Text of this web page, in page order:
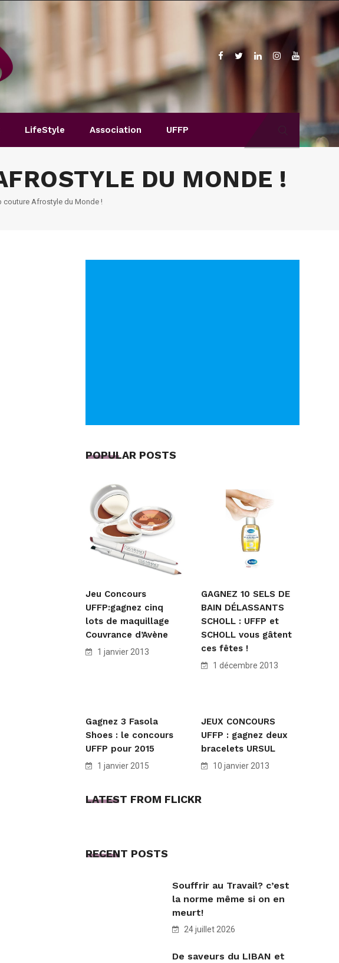
LifeStyle Association UFFP
DU MONDE !
couture Afrostyle du Monde !
POPULAR POSTS
Jeu Concours
UFFP:gagnez cinq
lots de maquillage
Couvrance d’Avène
1 janvier 2013
GAGNEZ 10 SELS DE
BAIN DÉLASSANTS
SCHOLL : UFFP et
SCHOLL vous gâtent
ces fêtes !
1 décembre 2013
Gagnez 3 Fasola
Shoes : le concours
UFFP pour 2015
1 janvier 2015
JEUX CONCOURS
UFFP : gagnez deux
bracelets URSUL
10 janvier 2013
LATEST FROM FLICKR
RECENT POSTS
Souffrir au Travail? c’est
la norme même si on en
meurt!
24 juillet 2026
De saveurs du LIBAN et